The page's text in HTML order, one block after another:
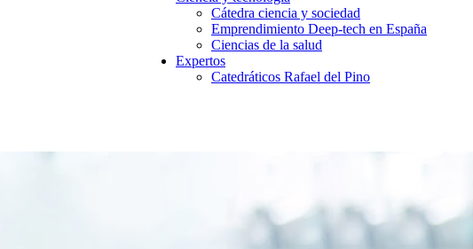
Cátedra ciencia y sociedad
Emprendimiento Deep-tech en España
Ciencias de la salud
Expertos
Catedráticos Rafael del Pino